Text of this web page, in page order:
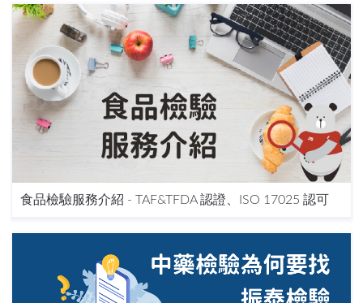
食品檢驗服務介紹 - TAF&TFDA 認證、ISO 17025 認可